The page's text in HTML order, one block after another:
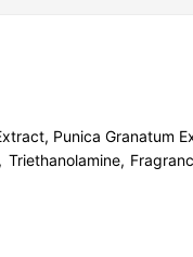
Punica Granatum